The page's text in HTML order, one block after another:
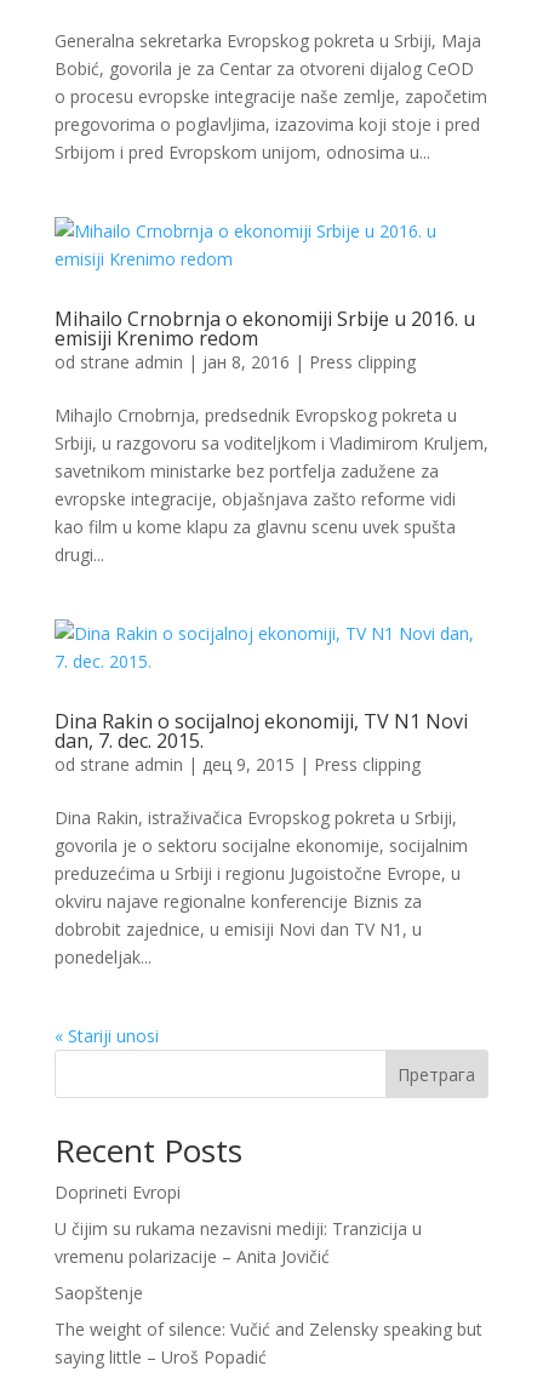
Generalna sekretarka Evropskog pokreta u Srbiji, Maja
Bobić, govorila je za Centar za otvoreni dijalog CeOD
o procesu evropske integracije naše zemlje, započetim
pregovorima o poglavljima, izazovima koji stoje i pred
Srbijom i pred Evropskom unijom, odnosima u...
Mihailo Crnobrnja o ekonomiji Srbije u 2016. u
emisiji Krenimo redom
od strane admin | јан 8, 2016 | Press clipping
Mihajlo Crnobrnja, predsednik Evropskog pokreta u
Srbiji, u razgovoru sa voditeljkom i Vladimirom Kruljem,
savetnikom ministarke bez portfelja zadužene za
evropske integracije, objašnjava zašto reforme vidi
kao film u kome klapu za glavnu scenu uvek spušta
drugi...
Dina Rakin o socijalnoj ekonomiji, TV N1 Novi
dan, 7. dec. 2015.
od strane admin | дец 9, 2015 | Press clipping
Dina Rakin, istraživačica Evropskog pokreta u Srbiji,
govorila je o sektoru socijalne ekonomije, socijalnim
preduzećima u Srbiji i regionu Jugoistočne Evrope, u
okviru najave regionalne konferencije Biznis za
dobrobit zajednice, u emisiji Novi dan TV N1, u
ponedeljak...
« Stariji unosi
Претрага
Recent Posts
Doprineti Evropi
U čijim su rukama nezavisni mediji: Tranzicija u
vremenu polarizacije – Anita Jovičić
Saopštenje
The weight of silence: Vučić and Zelensky speaking but
saying little – Uroš Popadić